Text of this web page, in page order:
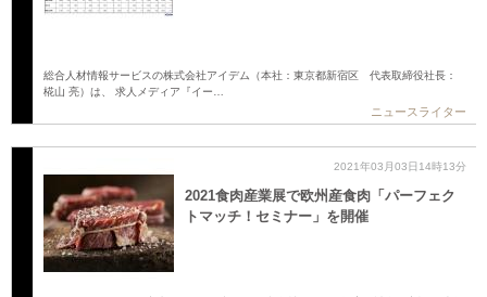
総合人材情報サービスの株式会社アイデム（本社：東京都新宿区 代表取締役社長：
椛山 亮）は、 求人メディア『イー…
ニュースライター
2021年03月03日14時13分
2021食肉産業展で欧州産食肉「パーフェク
トマッチ！セミナー」を開催